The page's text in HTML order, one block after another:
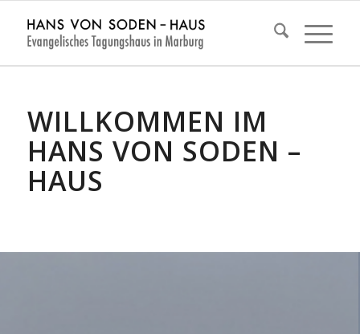
WILLKOMMEN IM
HANS VON SODEN –
HAUS